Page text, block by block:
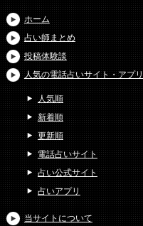
ホーム
占い師まとめ
投稿体験談
人気の電話占いサイト・アプリ
人気順
新着順
更新順
電話占いサイト
占い公式サイト
占いアプリ
当サイトについて